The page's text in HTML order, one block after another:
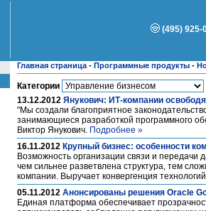
(495) 925-
Главная страница - Программные продукты -
Категории
13.12.2012 Янукович: ИТ-компании
"Мы создали благоприятное
занимающиеся разработкой программного
Виктор Янукович. Подробнее »
16.11.2012 Крупный бизнес: особенности
Возможность организации связи и
чем сильнее разветвлена структура, тем
компании. Выручает конвергенция
05.11.2012 Анонсированы решения Oracle
Единая платформа обеспечивает